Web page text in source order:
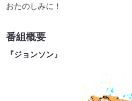
おたのしみに！
番組概要
『ジョンソン』